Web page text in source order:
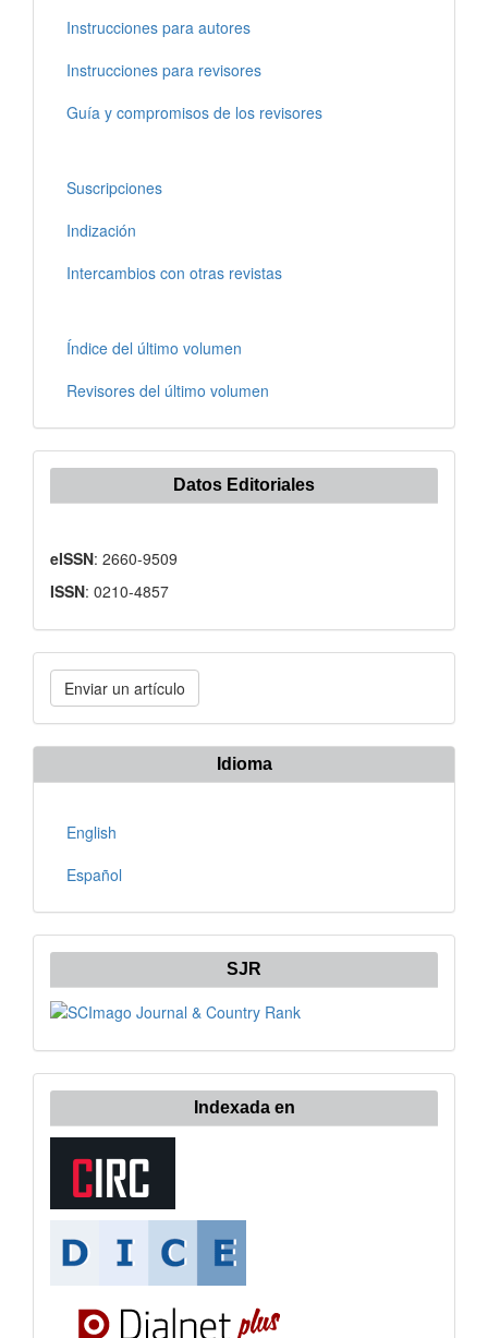
Instrucciones para autores
Instrucciones para revisores
Guía y compromisos de los revisores
Suscripciones
Indización
Intercambios con otras revistas
Índice del último volumen
Revisores del último volumen
Datos Editoriales
eISSN: 2660-9509
ISSN: 0210-4857
Enviar
un
artículo
Enviar un artículo
Idioma
English
Español
SJR
Indexada en